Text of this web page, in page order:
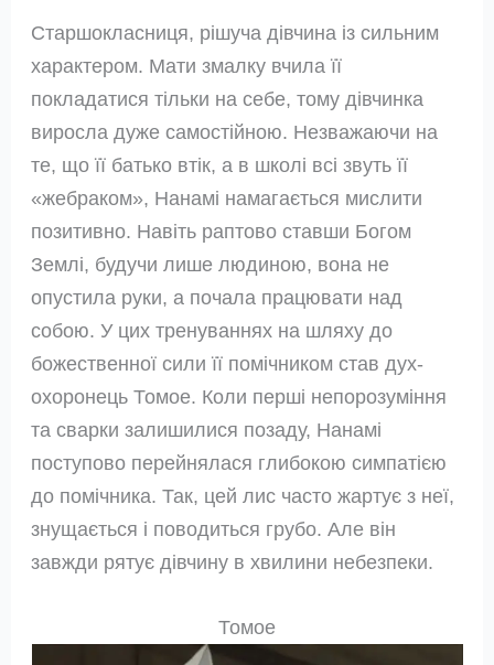
Старшокласниця, рішуча дівчина із сильним
характером. Мати змалку вчила її
покладатися тільки на себе, тому дівчинка
виросла дуже самостійною. Незважаючи на
те, що її батько втік, а в школі всі звуть її
«жебраком», Нанамі намагається мислити
позитивно. Навіть раптово ставши Богом
Землі, будучи лише людиною, вона не
опустила руки, а почала працювати над
собою. У цих тренуваннях на шляху до
божественної сили її помічником став дух-
охоронець Томое. Коли перші непорозуміння
та сварки залишилися позаду, Нанамі
поступово перейнялася глибокою симпатією
до помічника. Так, цей лис часто жартує з неї,
знущається і поводиться грубо. Але він
завжди рятує дівчину в хвилини небезпеки.
Томое